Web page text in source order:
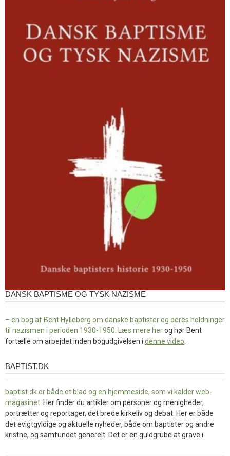
DANSK BAPTISME OG TYSK NAZISME
– en bog af Bent Hylleberg om danske baptister og deres holdninger
til nazismen i perioden 1930-1950. Læs mere herog hør Bent
fortælle om arbejdet inden bogudgivelsen i denne video
baptist.dk
BAPTIST.DK
baptist.dk er både et blad og en hjemmeside, som vi kalder web-
magasinet . Her finder du artikler om personer og menigheder,
portrætter og reportager, det brede kirkeliv og debat. Her er både
det evigtgyldige og aktuelle nyheder, både om baptister og andre
kristne, og samfundet generelt. Det er en guldgrube at grave i.